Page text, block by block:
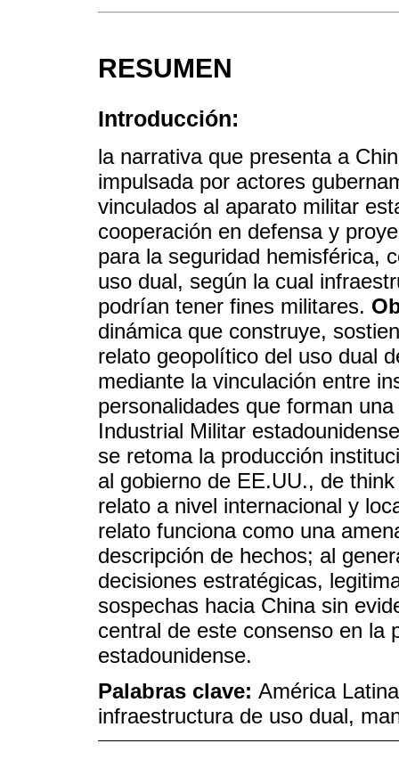
RESUMEN
Introducción:
la narrativa que presenta a
impulsada por actores
vinculados al aparato militar
cooperación en defensa y
para la seguridad hemisférica,
uso dual, según la cual
podrían tener fines militares.
dinámica que construye,
relato geopolítico del uso dual
mediante la vinculación entre
personalidades que forman
Industrial Militar
se retoma la producción
al gobierno de EE.UU., de
relato a nivel internacional y
relato funciona como una
descripción de hechos; al
decisiones estratégicas,
sospechas hacia China sin
central de este consenso en la
estadounidense.
Palabras clave: América
infraestructura de uso dual,